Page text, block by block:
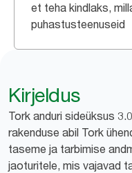
et teha kindlaks,
puhastusteenuseid
Kirjeldus
Tork anduri sideüksus
rakenduse abil Tork
taseme ja tarbimise
jaoturitele, mis vajavad